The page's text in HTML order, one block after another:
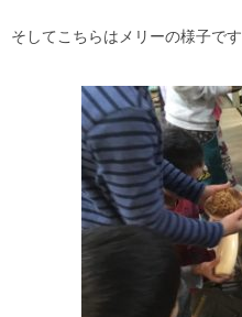
そしてこちらはメリーの様子です